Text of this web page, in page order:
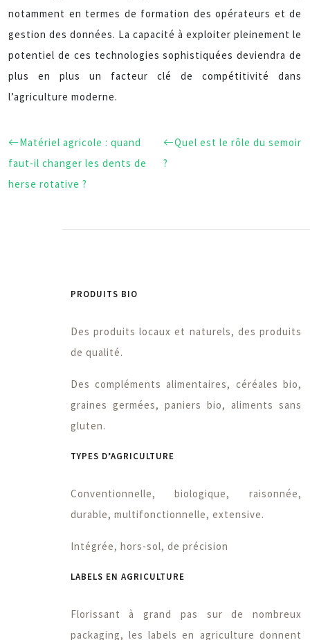
notamment en termes de formation des opérateurs et de
gestion des données. La capacité à exploiter pleinement le
potentiel de ces technologies sophistiquées deviendra de
plus en plus un facteur clé de compétitivité dans
l’agriculture moderne.
Matériel agricole : quand
faut-il changer les dents de
herse rotative ?
Quel est le rôle du semoir
?
PRODUITS BIO
Des produits locaux et naturels, des produits
de qualité.
Des compléments alimentaires, céréales bio,
graines germées, paniers bio, aliments sans
gluten.
TYPES D’AGRICULTURE
Conventionnelle, biologique, raisonnée,
durable, multifonctionnelle, extensive.
Intégrée, hors-sol, de précision
LABELS EN AGRICULTURE
Florissant à grand pas sur de nombreux
packaging, les labels en agriculture donnent